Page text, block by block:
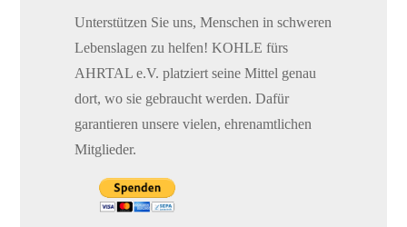
Unterstützen Sie uns, Menschen in schweren
Lebenslagen zu helfen! KOHLE fürs
AHRTAL e.V. platziert seine Mittel genau
dort, wo sie gebraucht werden. Dafür
garantieren unsere vielen, ehrenamtlichen
Mitglieder.